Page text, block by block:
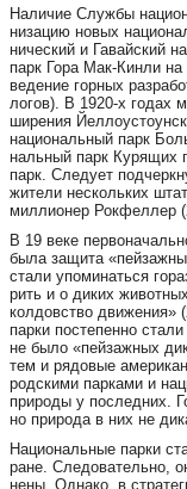
На­ли­чие Служ­бы
ни­за­цию но­вых
ни­чес­кий и Га­вайс­кий
парк Го­ра Мак-Кин­ли
ве­де­ние гор­ных
ло­гов). В 1920-х го­дах
ши­ре­ния
на­ци­о­наль­ный парк
наль­ный парк Ку­ря­щих
парк. Сле­ду­ет
жи­те­ли нес­коль­ких
мил­ли­о­нер Рок­фел­лер
В 19 ве­ке
бы­ла за­щи­та
ста­ли упо­ми­нать­ся
рить и о ди­ких
кол­до­в­ство дви­же­ния»
пар­ки пос­те­пен­но
не бы­ло «пей­заж­ных
тем и ря­до­вые
ро­дс­ки­ми пар­ка­ми и
при­ро­ды у пос­лед­них.
но при­ро­да в них не
На­ци­о­наль­ные пар­ки
ра­не. Сле­до­ва­тель­но,
не­ны. Од­на­ко, в